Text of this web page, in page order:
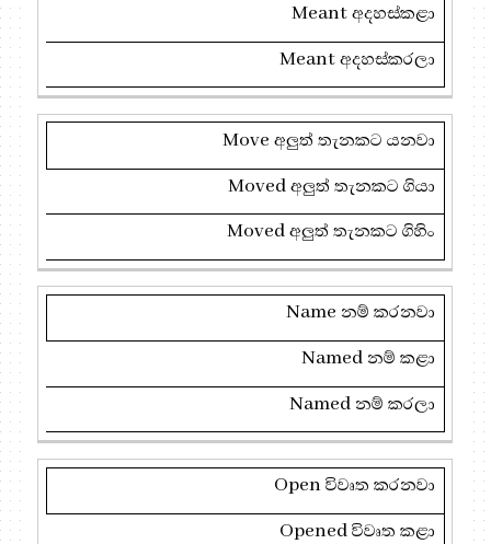
Meantඅදහස්කළා
Meantඅදහස්කරලා
Moveඅලුත් තැනකට යනවා
Movedඅලුත් තැනකට ගියා
Movedඅලුත් තැනකට ගිහිං
Name නම් කරනවා
Named නම් කළා
Named නම් කරලා
Openවිවෘත කරනවා
Openedවිවෘත කළා